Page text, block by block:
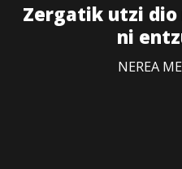
Zergatik utzi dio
ni
NEREA